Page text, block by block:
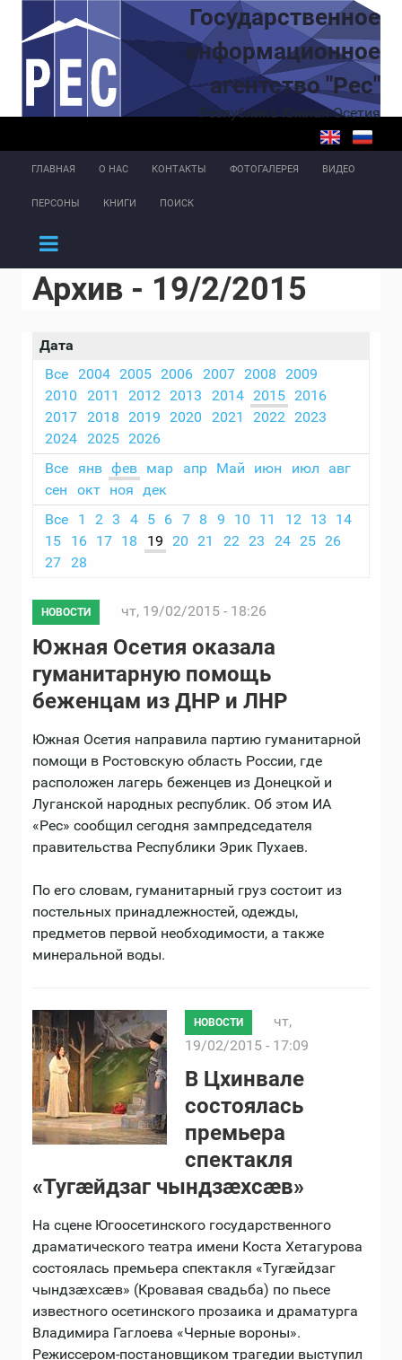
Перейти к основному содержаниюГосударственное
информационное
агентство "Рес"
Республика Южная Осетия
ГЛАВНАЯ О НАС КОНТАКТЫ ФОТОГАЛЕРЕЯ ВИДЕО
ПЕРСОНЫ КНИГИ ПОИСК
Архив - 19/2/2015
Дата
Все
2004 2005 2006 2007 2008
2009
2010
2011 2012 2013 2014 2015 2016
2017
2018 2019 2020 2021 2022 2023
2024
2025
2026
Все янв фев мар апр Май июн июл
авг
сен
окт ноя дек
Все
1 2 3 4 5 6 7 8 9 10 11 12 13
14
15
16 17 18 19 20 21 22 23 24 25 26
27
28
НОВОСТИ чт, 19/02/2015 - 18:26
Южная Осетия оказала
гуманитарную помощь
беженцам из ДНР и ЛНР
Южная Осетия направила партию гуманитарной
помощи в Ростовскую область России, где
расположен лагерь беженцев из Донецкой и
Луганской народных республик. Об этом ИА
«Рес» сообщил сегодня зампредседателя
правительства Республики Эрик Пухаев.
По его словам, гуманитарный груз состоит из
постельных принадлежностей, одежды,
предметов первой необходимости, а также
минеральной воды.
НОВОСТИ
чт,
19/02/2015 - 17:09
В Цхинвале
состоялась
премьера
спектакля
«Тугӕйдзаг чындзӕхсӕв»
На сцене Югоосетинского государственного
драматического театра имени Коста Хетагурова
состоялась премьера спектакля «Тугӕйдзаг
чындзӕхсӕв» (Кровавая свадьба) по пьесе
известного осетинского прозаика и драматурга
Владимира Гаглоева «Черные вороны».
Режиссером-постановщиком трагедии выступил